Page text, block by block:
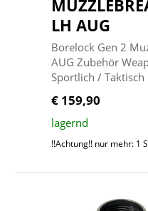
LH AUG
Borelock Gen 2
AUG Zubehör
Sportlich / Taktisch
€ 159,90
lagernd
!!Achtung!! nur mehr: 1